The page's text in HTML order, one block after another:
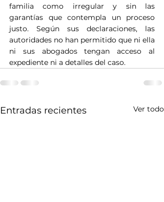
familia como irregular y sin las
garantías que contempla un proceso
justo. Según sus declaraciones, las
autoridades no han permitido que ni ella
ni sus abogados tengan acceso al
expediente ni a detalles del caso.
Entradas recientes Ver todo